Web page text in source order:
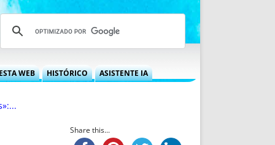
WEB HISTÓRICO ASISTENTE IA
Share this...